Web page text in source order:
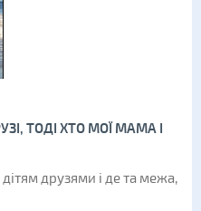
ТОДІ ХТО МОЇ МАМА І
друзями і де та межа,